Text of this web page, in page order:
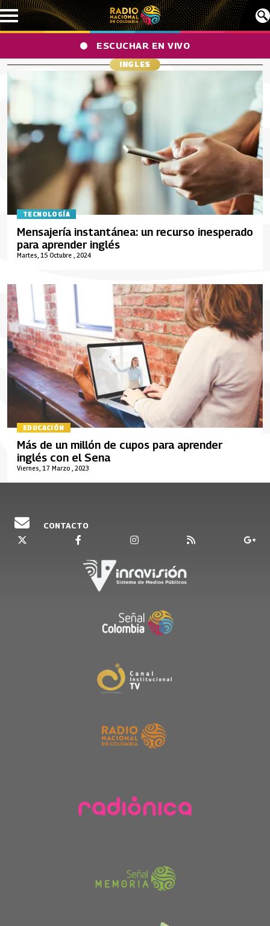
Pasar al contenido principal
ESCUCHAR EN VIVO
INGLES
TECNOLOGÍA
Martes, 15 Octubre , 2024
Mensajería instantánea: un recurso inesperado
para aprender inglés
EDUCACIÓN
Viernes, 17 Marzo , 2023
Más de un millón de cupos para aprender
inglés con el Sena
CONTACTO